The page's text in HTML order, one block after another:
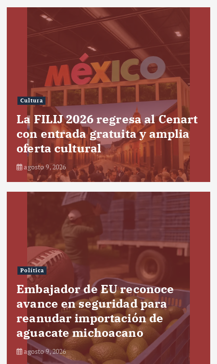
Cultura
La FILIJ 2026 regresa al Cenart
con entrada gratuita y amplia
oferta cultural
agosto 9, 2026
Política
Embajador de EU reconoce
avance en seguridad para
reanudar importación de
aguacate michoacano
agosto 9, 2026